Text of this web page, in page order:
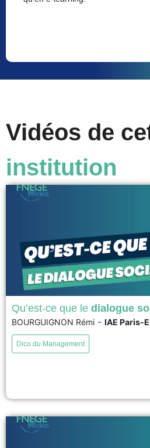
Vidéos de
institution
La notion de dialogue social rencontre une
elle est régulièrement convoquée dans le
managérial comme une bonne pratique
voir
Qu’est-ce que le dialogue
BOURGUIGNON Rémi - IAE Paris-
Dico du Management